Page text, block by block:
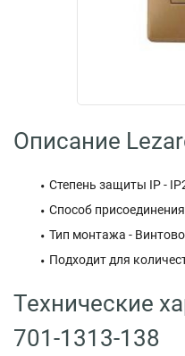
Описание
Степень защиты IP -
Способ
Тип монтажа -
Подходит для
Технические
701-1313-138